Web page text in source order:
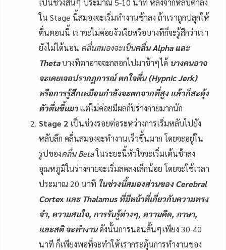
เป็นช่วงสั้นๆ ประมาณ 5-10 นาที หลังจากหลับตาลง
ใน Stage นี้สมองจะเริ่มทำงานช้าลง ถ้าเราถูกปลุกให้
ตื่นตอนนี้ เราจะไม่ค่อยงัวเงียหรือบางทีก็จะรู้สึกว่าเรา
ยังไม่ได้นอน คลื่นสมองจะเป็นคลื่น Alpha และ
Thetaบางทีตาอาจจะกลอกไปมาช้าๆได้ บางคนอาจ
จะเคยเจอปรากฏการณ์ ตกใจตื่น (Hypnic Jerk)
หรือการรู้สึกเหมือนกำลังจะตกจากที่สูง แล้วก็สะดุ้ง
ตัวตื่นขึ้นมาแต่ไม่ค่อยมีผลกับร่างกายมากนัก
Stage 2 เป็นช่วงรอยต่อระหว่างการเริ่มหลับไปยัง
หลับลึก คลื่นสมองจะทำงานเร็วขึ้นมาก โดยจะอยู่ใน
รูปของคลื่น Betaในระยะนี้หัวใจจะเริ่มเต้นช้าลง
อุณหภูมิในร่างกายจะเริ่มลดลงเล็กน้อย โดยจะใช้เวลา
ประมาณ 20 นาที ในช่วงนี้สมองส่วนของ Cerebral
Cortex และ Thalamus ที่มีหน้าที่เกี่ยวกับความทรง
จำ, ความสนใจ, การรับรู้ต่างๆ, ความคิด, ภาษา,
และสติ จะทำงานดังนั้นการนอนสั้นๆเพียง 30-40
นาที ก็เพียงพอที่จะทำให้เรากระตุ้นการทำงานของ